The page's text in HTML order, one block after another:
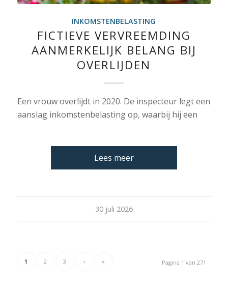
INKOMSTENBELASTING
FICTIEVE VERVREEMDING
AANMERKELIJK BELANG BIJ
OVERLIJDEN
Een vrouw overlijdt in 2020. De inspecteur legt een
aanslag inkomstenbelasting op, waarbij hij een
Lees meer
30 juli 2026
Pagina 1 van 271
1 2 3 › »